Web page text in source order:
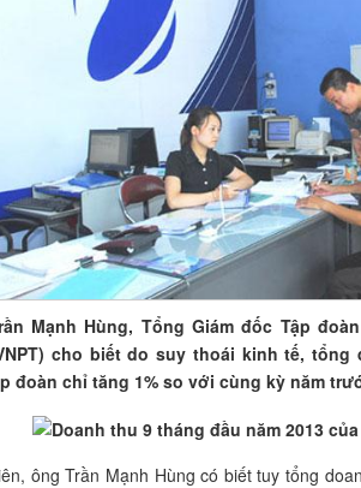
Mạnh Hùng, Tổng Giám đốc Tập
cho biết do suy thoái kinh tế,
đoàn chỉ tăng 1% so với cùng kỳ năm
ông Trần Mạnh Hùng có biết tuy tổng